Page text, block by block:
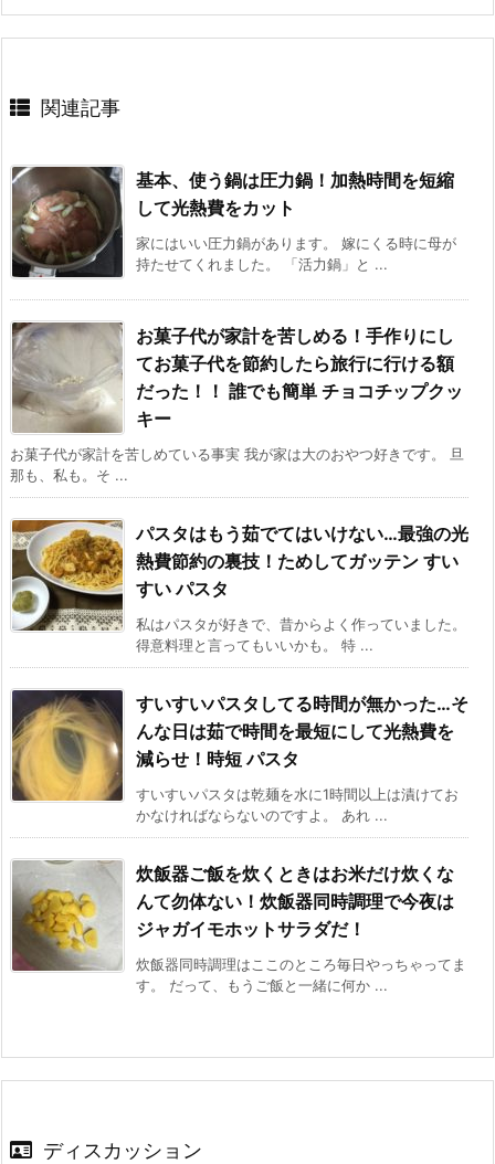
関連記事
基本、使う鍋は圧力鍋！加熱時間を短縮
して光熱費をカット
家にはいい圧力鍋があります。 嫁にくる時に母が
持たせてくれました。 「活力鍋」と ...
お菓子代が家計を苦しめる！手作りにし
てお菓子代を節約したら旅行に行ける額
だった！！ 誰でも簡単 チョコチップクッ
キー
お菓子代が家計を苦しめている事実 我が家は大のおやつ好きです。 旦
那も、私も。そ ...
パスタはもう茹でてはいけない…最強の光
熱費節約の裏技！ためしてガッテン すい
すい パスタ
私はパスタが好きで、昔からよく作っていました。
得意料理と言ってもいいかも。 特 ...
すいすいパスタしてる時間が無かった…そ
んな日は茹で時間を最短にして光熱費を
減らせ！時短 パスタ
すいすいパスタは乾麺を水に1時間以上は漬けてお
かなければならないのですよ。 あれ ...
炊飯器ご飯を炊くときはお米だけ炊くな
んて勿体ない！炊飯器同時調理で今夜は
ジャガイモホットサラダだ！
炊飯器同時調理はここのところ毎日やっちゃってま
す。 だって、もうご飯と一緒に何か ...
ディスカッション